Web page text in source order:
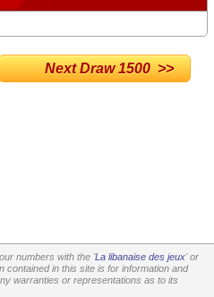
Next Draw 1500 >>
numbers with the 'La libanaise des jeux' or
contained in this site is for information and
warranties or representations as to its